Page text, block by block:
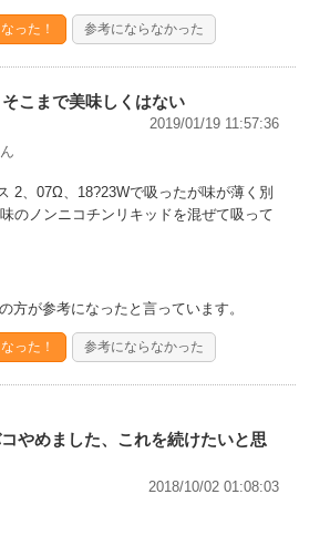
った！ 参考にならなかった
そこまで美味しくはない
2019/01/19 11:57:36
2、07Ω、18?23Wで吸ったが味が薄く別
のノンニコチンリキッドを混ぜて吸って
方が参考になったと言っています。
った！ 参考にならなかった
やめました、これを続けたいと思
2018/10/02 01:08:03